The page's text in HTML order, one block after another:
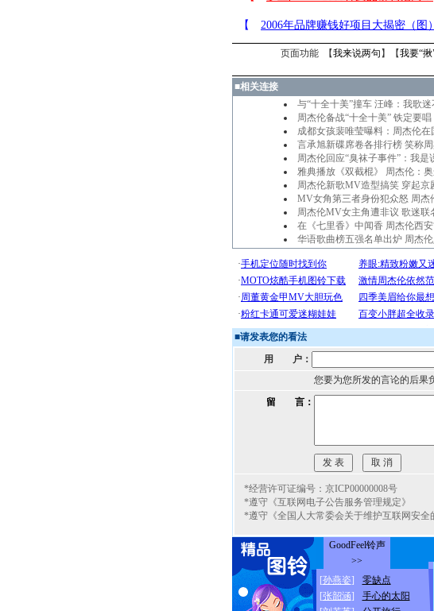
页面功能 【我来说两句 】【我要“揪
■相关连接
与“十全十美”撞车 汪峰：我歌
周杰伦备战“十全十美” 铁定要唱
成都女孩裴唯莹曝料：周杰伦在
言承旭新碟席卷各排行榜 笑称
周杰伦回应“臭袜子事件”：我是
雅典播放《双截棍》 周杰伦：
周杰伦新歌MV造型搞笑 穿起京
MV女角第三者身份犯众怒 周杰
周杰伦MV女主角遭非议 歌迷联
在《七里香》中闻香 周杰伦西安
华语歌曲榜五强名单出炉 周杰
■请发表您的看法
用 户：
您要为您所发的言论的后果
留 言：
*经营许可证编号：京ICP00000008号
*遵守《互联网电子公告服务管理规定》
*遵守《全国人大常委会关于维护互联网安全